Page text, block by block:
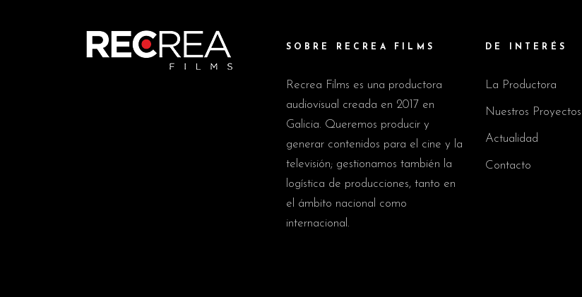
SOBRE RECREA FILMS
Recrea Films es una productora
audiovisual creada en 2017 en
Galicia. Queremos producir y
generar contenidos para el cine y la
televisión; gestionamos también la
logística de producciones, tanto en
el ámbito nacional como
internacional.
DE INTERÉS
La Productora
Nuestros Proyectos
Actualidad
Contacto